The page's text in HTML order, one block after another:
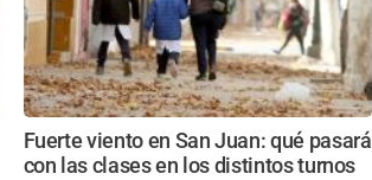
Fuerte viento en San Juan: qué pasará
con las clases en los distintos turnos